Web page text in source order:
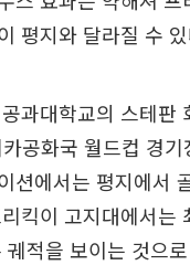
평지와 달라질 수
과대학교의 스테판
공화국 월드컵 경기
션에서는 평지에서
킥이 고지대에서는
궤적을 보이는 것으